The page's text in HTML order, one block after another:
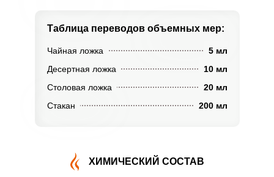
Таблица переводов объемных мер:
Чайная ложка
5 мл
Десертная ложка
10 мл
Столовая ложка
20 мл
Стакан
200 мл
ХИМИЧЕСКИЙ СОСТАВ